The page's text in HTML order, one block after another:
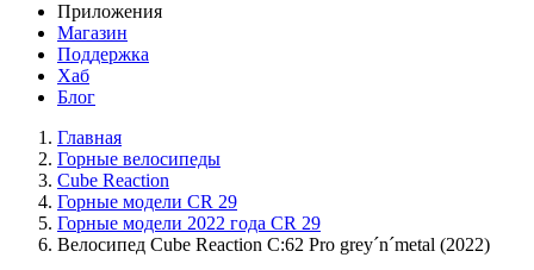
Приложения
Магазин
Поддержка
Хаб
Блог
Главная
Горные велосипеды
Cube Reaction
Горные модели CR 29
Горные модели 2022 года CR 29
Велосипед Cube Reaction C:62 Pro grey´n´metal (2022)